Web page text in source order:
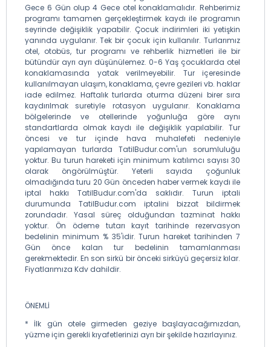
Gece 6 Gün olup 4 Gece otel konaklamalıdır. Rehberimiz
programı tamamen gerçekleştirmek kaydı ile programın
seyrinde değişiklik yapabilir. Çocuk indirimleri iki yetişkin
yanında uygulanır. Tek bir çocuk için kullanılır. Turlarımız
otel, otobüs, tur programı ve rehberlik hizmetleri ile bir
bütündür ayrı ayrı düşünülemez. 0-6 Yaş çocuklarda otel
konaklamasında yatak verilmeyebilir. Tur içeresinde
kullanılmayan ulaşım, konaklama, çevre gezileri vb. haklar
iade edilmez. Haftalık turlarda oturma düzeni birer sıra
kaydırılmak suretiyle rotasyon uygulanır. Konaklama
bölgelerinde ve otellerinde yoğunluğa göre aynı
standartlarda olmak kaydı ile değişiklik yapılabilir. Tur
öncesi ve tur içinde hava muhalefeti nedeniyle
yapılamayan turlarda TatilBudur.com'un sorumluluğu
yoktur. Bu turun hareketi için minimum katılımcı sayısı 30
olarak öngörülmüştür. Yeterli sayıda çoğunluk
olmadığında turu 20 Gün önceden haber vermek kaydı ile
iptal hakkı TatilBudur.com'da saklıdır. Turun iptali
durumunda TatilBudur.com iptalini bizzat bildirmek
zorundadır. Yasal süreç olduğundan tazminat hakkı
yoktur. Ön ödeme tutarı kayıt tarihinde rezervasyon
bedelinin minimum % 35'idir. Turun hareket tarihinden 7
Gün önce kalan tur bedelinin tamamlanması
gerekmektedir. En son sirkü bir önceki sirküyü geçersiz kılar.
Fiyatlarımıza Kdv dahildir.
ÖNEMLİ
* İlk gün otele girmeden geziye başlayacağımızdan,
yüzme için gerekli kıyafetlerinizi ayrı bir şekilde hazırlayınız.